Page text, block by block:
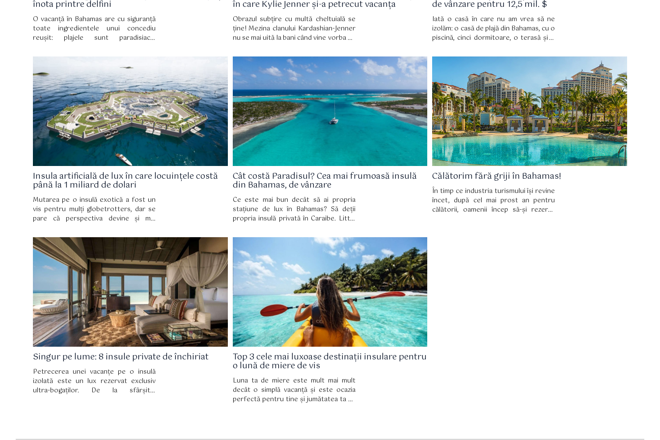
înota printre delfini
O vacanță în Bahamas are cu siguranță
toate ingredientele unui concediu
reușit: plajele sunt paradisiace,
distractive și sporturi nautice nu veți
în care Kylie Jenner și-a petrecut vacanța
Obrazul subțire cu multă cheltuială se
ține! Mezina clanului Kardashian-Jenner
nu se mai uită la bani când vine vorba de
miliard de dolari.
de vânzare pentru 12,5 mil. $
Iată o casă în care nu am vrea să ne
izolăm: o casă de plajă din Bahamas, cu o
piscină, cinci dormitoare, o terasă și o
Cu siguranță a fost suficientă pentru
plaja Casuarina, în 1993, împreună cu fiii
ei William și Harry.
Insula artificială de lux în care locuințele costă
până la 1 miliard de dolari
Mutarea pe o insulă exotică a fost un
vis pentru mulți globetrotters, dar se
pare că perspectiva devine și mai
Criza sanitară i-a împins pe mulți să se
retragă în locuri cât mai izolate.
Cât costă Paradisul? Cea mai frumoasă insulă
din Bahamas, de vânzare
Ce este mai bun decât să ai propria
stațiune de lux în Bahamas? Să deții
propria insulă privată în Caraibe. Little
de St Andrew's, este cea mai mare
insulă privată de vânzare în paradisul
caraibian.
Călătorim fără griji în Bahamas!
În timp ce industria turismului își revine
încet, după cel mai prost an pentru
călătorii, oamenii încep să-și rezerva
Singur pe lume: 8 insule private de închiriat
Petrecerea unei vacanțe pe o insulă
izolată este un lux rezervat exclusiv
ultra-bogaților. De la sfârșitul
Top 3 cele mai luxoase destinații insulare pentru
o lună de miere de vis
Luna ta de miere este mult mai mult
decât o simplă vacanță și este ocazia
perfectă pentru tine și jumătatea ta cu